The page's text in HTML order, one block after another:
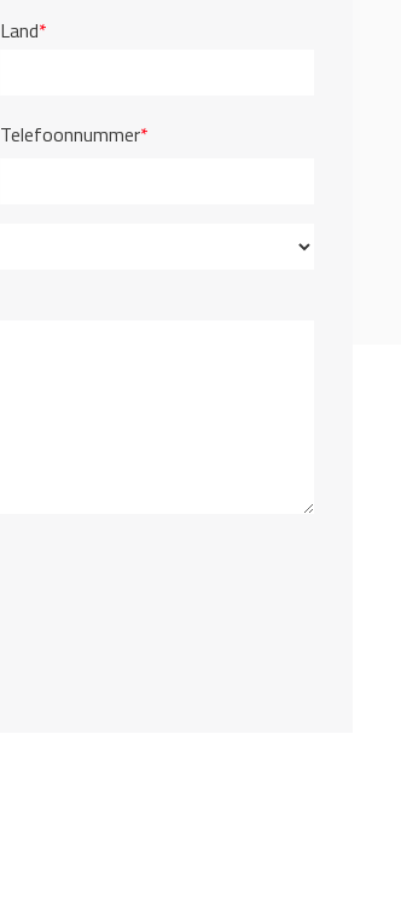
Land*
Telefoonnummer*